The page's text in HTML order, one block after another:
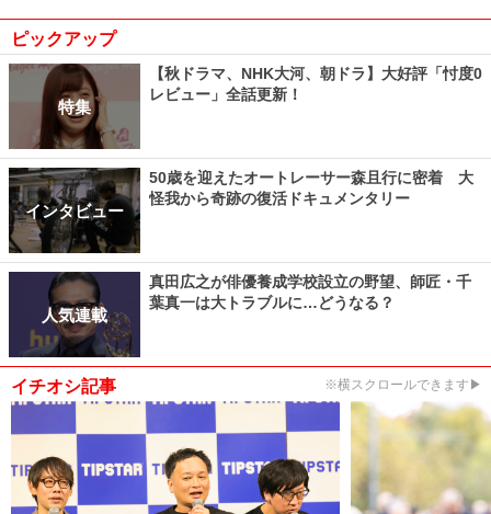
ピックアップ
特集
【秋ドラマ、NHK大河、朝ドラ】大好評「忖度0
レビュー」全話更新！
インタビュー
50歳を迎えたオートレーサー森且行に密着 大
怪我から奇跡の復活ドキュメンタリー
人気連載
真田広之が俳優養成学校設立の野望、師匠・千
葉真一は大トラブルに…どうなる？
イチオシ記事 ※横スクロールできます▶